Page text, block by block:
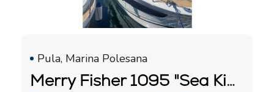
Pula, Marina Polesana
Merry Fisher 1095 "Sea King"